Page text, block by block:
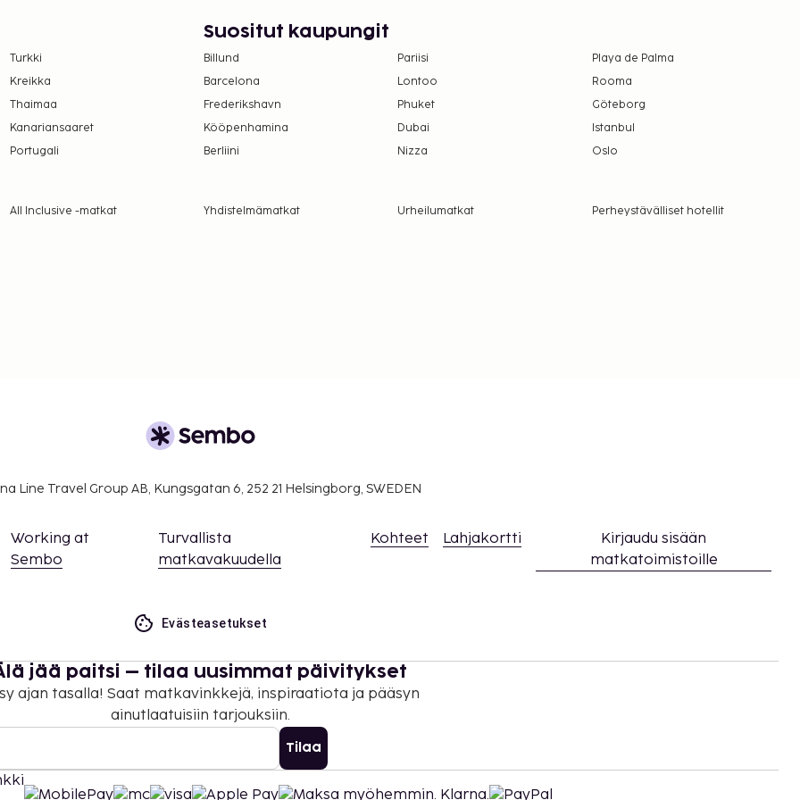
Ranskan turismin
maksut.
yö. Tätä veroa ei
maksut.
aikuisille ja 12 EUR
Saat lisätietoja
(saat lisätietoja näistä
Turkki
Kreikka
Thaimaa
Kanariansaaret
Portugali
Suositut kaupungit
Billund Pariisi
Playa de Palma
Barcelona
Lontoo
Rooma
Frederikshavn
Phuket
Göteborg
Kööpenhamina
Dubai
Istanbul
Berliini
Nizza Oslo
All Inclusive -matkat Yhdistelmämatkat Urheilumatkat
Perheystävälliset hotellit
Line Travel Group AB, Kungsgatan 6, 252 21 Helsingborg, SWEDEN
Working at
Sembo
Turvallista
matkavakuudella
Kohteet Lahjakortti
Kirjaudu sisään
matkatoimistoille
Evästeasetukset
jää paitsi – tilaa uusimmat päivitykset
ajan tasalla! Saat matkavinkkejä, inspiraatiota ja pääsyn
ainutlaatuisiin tarjouksiin.
Tilaa